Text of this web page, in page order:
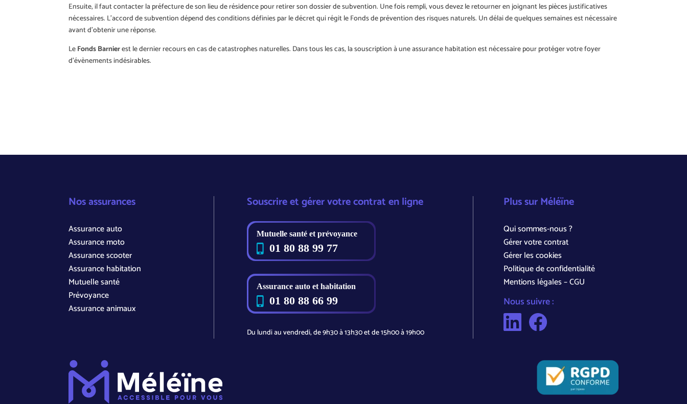
Ensuite, il faut contacter la préfecture de son lieu de résidence pour retirer son dossier de subvention. Une fois rempli, vous devez le retourner en joignant les pièces justificatives
nécessaires. L’accord de subvention dépend des conditions définies par le décret qui régit le Fonds de prévention des risques naturels. Un délai de quelques semaines est nécessaire
avant d’obtenir une réponse.
LeFonds Barnierest le dernier recours en cas de catastrophes naturelles. Dans tous les cas, la souscription à une assurance habitation est nécessaire pour protéger votre foyer
d’évènements indésirables.
Nos assurances
Assurance auto
Assurance moto
Assurance scooter
Assurance habitation
Mutuelle santé
Prévoyance
Assurance animaux
Souscrire et gérer votre contrat en ligne
Du lundi au vendredi, de 9h30 à 13h30 et de 15h00 à 19h00
Plus sur Méléïne
Qui sommes-nous ?
Gérer votre contrat
Gérer les cookies
Politique de confidentialité
Mentions légales – CGU
Nous suivre :